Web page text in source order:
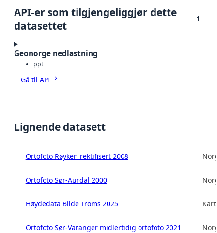
API-er som tilgjengeliggjør dette
datasettet
1
Geonorge nedlastning
ppt
Gå til API
Lignende datasett
Ortofoto Røyken rektifisert 2008
Ortofoto Sør-Aurdal 2000
Høydedata Bilde Troms 2025
Ortofoto Sør-Varanger midlertidig ortofoto 2021